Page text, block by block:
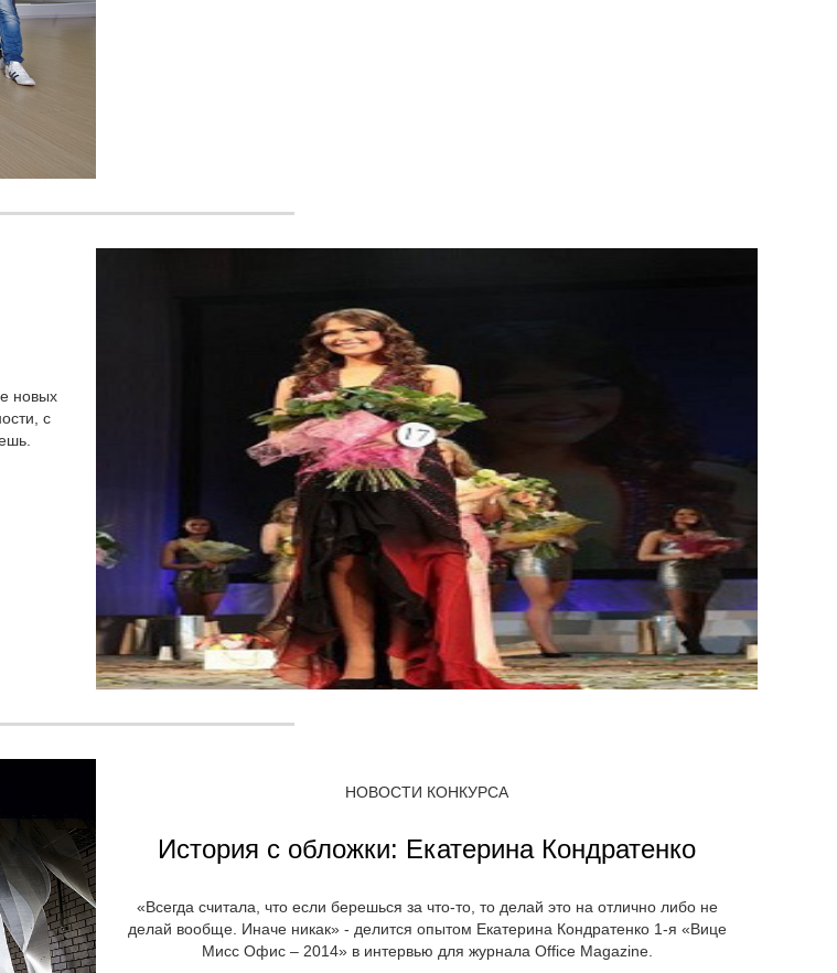
новых
с
НОВОСТИ КОНКУРСА
История с обложки: Екатерина Кондратенко
«Всегда считала, что если берешься за что-то, то делай это на отлично либо не
делай вообще. Иначе никак» - делится опытом Екатерина Кондратенко 1-я «Вице
Мисс Офис – 2014» в интервью для журнала Office Magazine.